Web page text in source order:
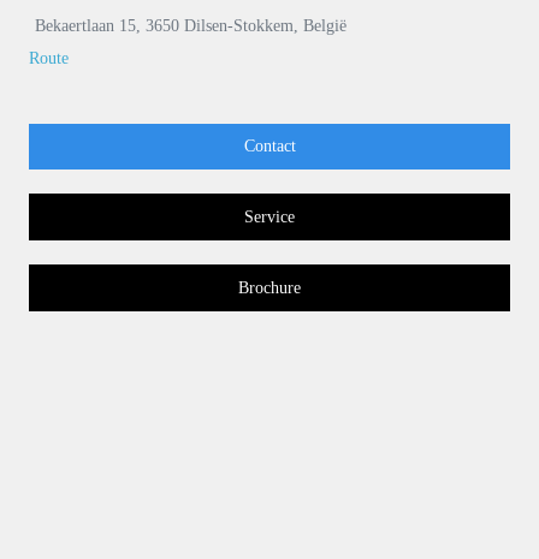
Bekaertlaan 15, 3650 Dilsen-Stokkem, België
Route
Contact
Service
Brochure